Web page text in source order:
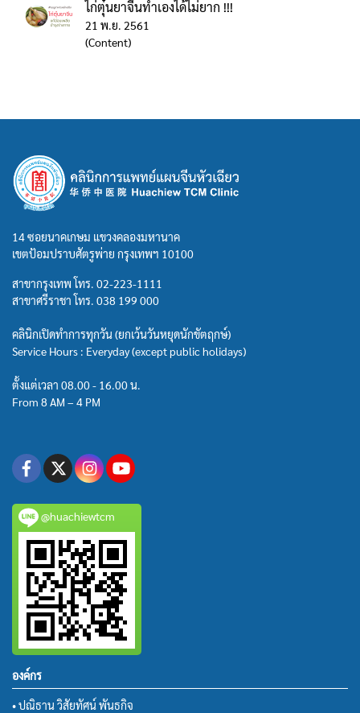
ไก่ตุ๋นยาจีนทำเองได้ไม่ยาก !!!
21 พ.ย. 2561
(Content)
14 ซอยนาคเกษม แขวงคลองมหานาค
เขตป้อมปราบศัตรูพ่าย กรุงเทพฯ 10100
สาขากรุงเทพ โทร. 02-223-1111
สาขาศรีราชา โทร. 038 199 000
คลินิกเปิดทำการทุกวัน (ยกเว้นวันหยุดนักขัตฤกษ์)
Service Hours : Everyday (except public holidays)
ตั้งแต่เวลา 08.00 - 16.00 น.
From 8 AM – 4 PM
@huachiewtcm
องค์กร
• ปณิธาน วิสัยทัศน์ พันธกิจ